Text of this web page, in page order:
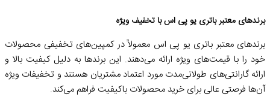
برندهای معتبر باتری یو پی اس با تخفیف ویژه
برندهای معتبر باتری یو پی اس معمولاً در کمپین‌های تخفیفی محصولات
خود را با قیمت‌های ویژه ارائه می‌دهند. این برندها به دلیل کیفیت بالا و
ارائه گارانتی‌های طولانی‌مدت مورد اعتماد مشتریان هستند و تخفیفات ویژه
آن‌ها فرصتی عالی برای خرید محصولات باکیفیت فراهم می‌کند.